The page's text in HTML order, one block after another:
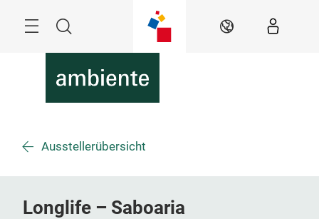
Suche DE
Ausstellerübersicht
Longlife – Saboaria